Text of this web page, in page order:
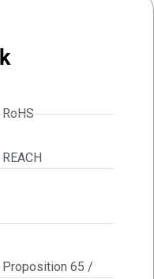
Proposition 65 /